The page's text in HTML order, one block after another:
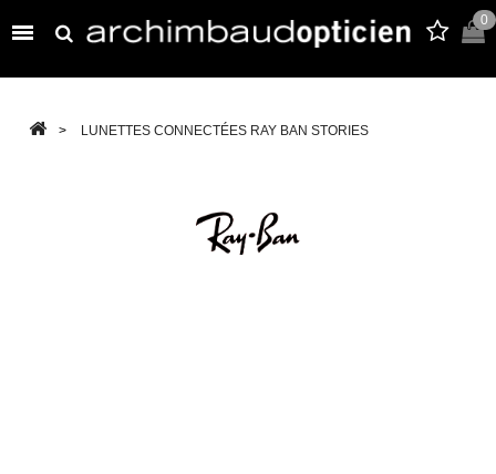
 0
> LUNETTES CONNECTÉES RAY BAN STORIES